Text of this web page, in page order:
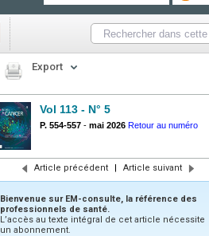
Export
Vol 113 - N° 5
P. 554-557 - mai 2026 Retour au numéro
Article précédent | Article suivant
Bienvenue sur EM-consulte, la référence des
professionnels de santé.
L’accès au texte intégral de cet article nécessite
un abonnement.